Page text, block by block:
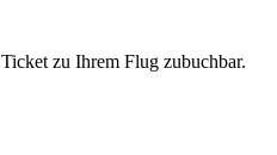
zu Ihrem Flug zubuchbar.